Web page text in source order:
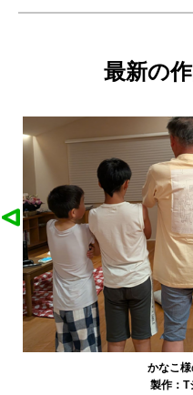
最新の
農工大硬
製作